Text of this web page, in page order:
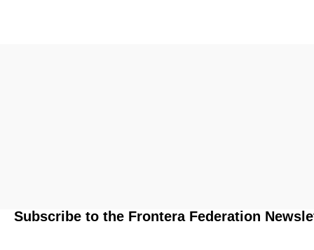
Subscribe to the Frontera Federation